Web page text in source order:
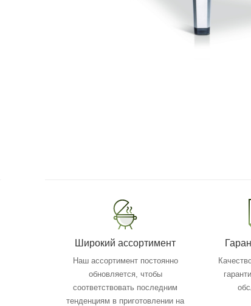
Широкий ассортимент
Наш ассортимент постоянно
обновляется, чтобы
соответствовать последним
тенденциям в приготовлении на